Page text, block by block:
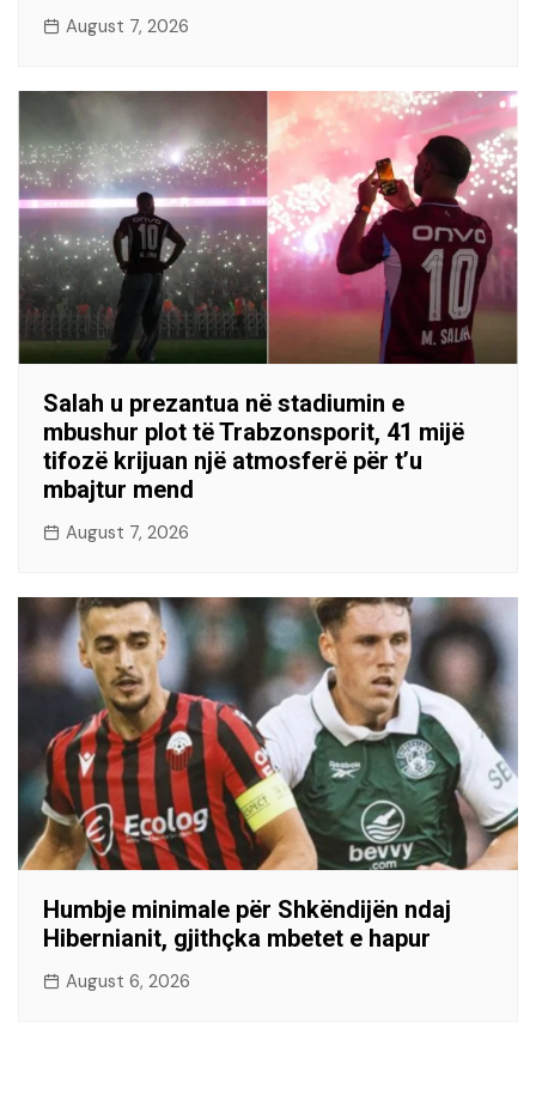
August 7, 2026
Salah u prezantua në stadiumin e
mbushur plot të Trabzonsporit, 41 mijë
tifozë krijuan një atmosferë për t’u
mbajtur mend
August 7, 2026
Humbje minimale për Shkëndijën ndaj
Hibernianit, gjithçka mbetet e hapur
August 6, 2026